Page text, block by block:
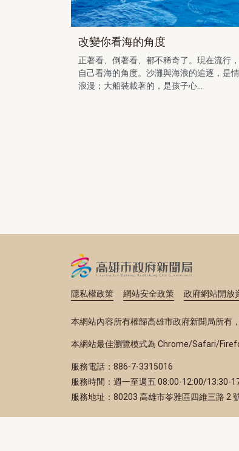
改變你看海的角度
正著看、倒著看、都不稀奇了。現在流行
自己看海的角度。沙灘與海浪的追逐，是
浪漫；大船裝載著的，是孩子心...
隱私權政策 網站安全政策 政府網站開放
本網站內容所有權歸高雄市政府新聞局所有
本網站最佳瀏覽模式為 Chrome/Safari/
服務電話：886-7-3315016
服務時間：週一至週五 08:00-12:00/13:30-
服務地址：80203 高雄市苓雅區四維三路 2